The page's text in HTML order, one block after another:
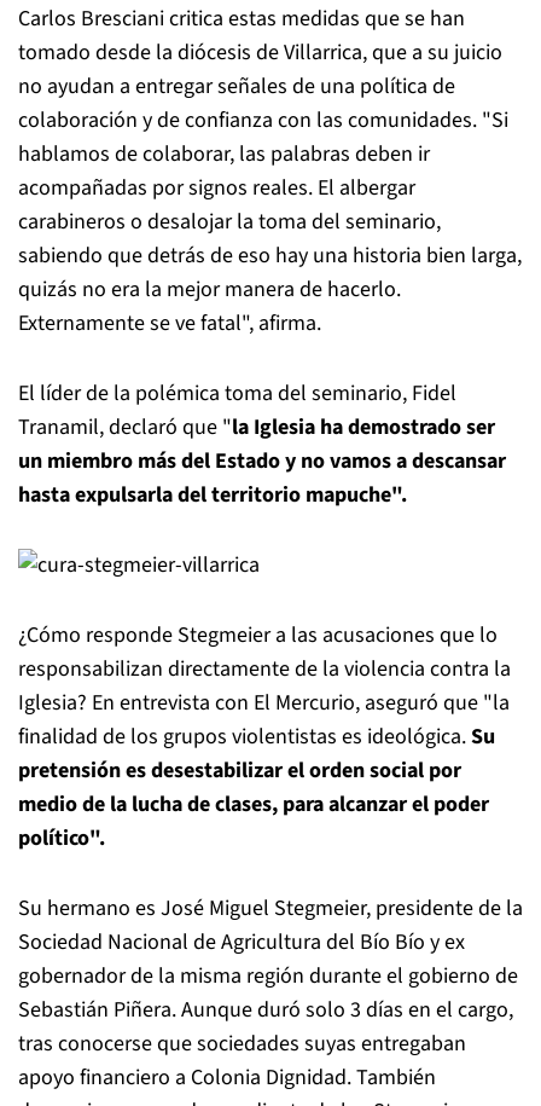
Carlos Bresciani critica estas medidas que se han
tomado desde la diócesis de Villarrica, que a su juicio
no ayudan a entregar señales de una política de
colaboración y de confianza con las comunidades. "Si
hablamos de colaborar, las palabras deben ir
acompañadas por signos reales. El albergar
carabineros o desalojar la toma del seminario,
sabiendo que detrás de eso hay una historia bien larga,
quizás no era la mejor manera de hacerlo.
Externamente se ve fatal", afirma.
El líder de la polémica toma del seminario, Fidel
Tranamil, declaró que "la Iglesia ha demostrado ser
un miembro más del Estado y no vamos a descansar
hasta expulsarla del territorio mapuche".
¿Cómo responde Stegmeier a las acusaciones que lo
responsabilizan directamente de la violencia contra la
Iglesia? En entrevista con El Mercurio, aseguró que "la
finalidad de los grupos violentistas es ideológica.Su
pretensión es desestabilizar el orden social por
medio de la lucha de clases, para alcanzar el poder
político".
Su hermano es José Miguel Stegmeier, presidente de la
Sociedad Nacional de Agricultura del Bío Bío y ex
gobernador de la misma región durante el gobierno de
Sebastián Piñera. Aunque duró solo 3 días en el cargo,
tras conocerse que sociedades suyas entregaban
apoyo financiero a Colonia Dignidad. También